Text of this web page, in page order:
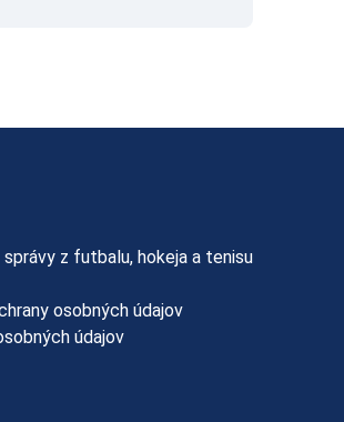
z futbalu, hokeja a tenisu
osobných údajov
údajov